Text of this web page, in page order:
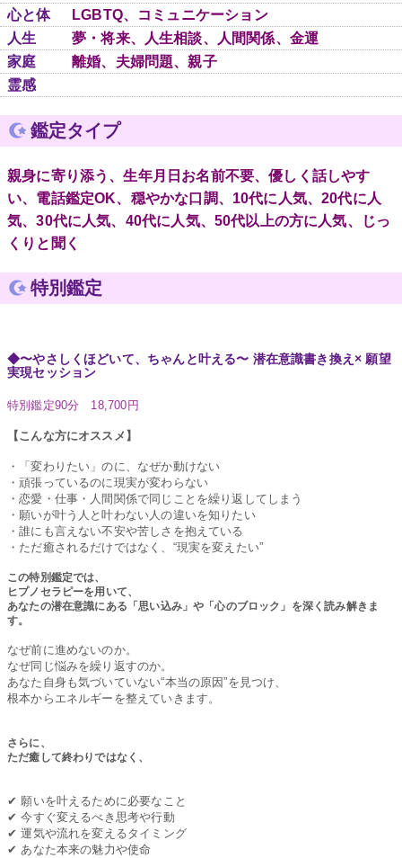
心と体
LGBTQ、コミュニケーション
人生
夢・将来、人生相談、人間関係、金運
家庭
離婚、夫婦問題、親子
霊感
鑑定タイプ
親身に寄り添う、生年月日お名前不要、優しく話しやす
い、電話鑑定OK、穏やかな口調、10代に人気、20代に人
気、30代に人気、40代に人気、50代以上の方に人気、じっ
くりと聞く
特別鑑定
◆〜やさしくほどいて、ちゃんと叶える〜 潜在意識書き換え× 願望
実現セッション
特別鑑定90分 18,700円
【こんな方にオススメ】
・「変わりたい」のに、なぜか動けない
・頑張っているのに現実が変わらない
・恋愛・仕事・人間関係で同じことを繰り返してしまう
・願いが叶う人と叶わない人の違いを知りたい
・誰にも言えない不安や苦しさを抱えている
・ただ癒されるだけではなく、“現実を変えたい”
この特別鑑定では、
ヒプノセラピーを用いて、
あなたの潜在意識にある「思い込み」や「心のブロック」を深く読み解きま
す。
なぜ前に進めないのか。
なぜ同じ悩みを繰り返すのか。
あなた自身も気づいていない“本当の原因”を見つけ、
根本からエネルギーを整えていきます。
さらに、
ただ癒して終わりではなく、
✔ 願いを叶えるために必要なこと
✔ 今すぐ変えるべき思考や行動
✔ 運気や流れを変えるタイミング
✔ あなた本来の魅力や使命